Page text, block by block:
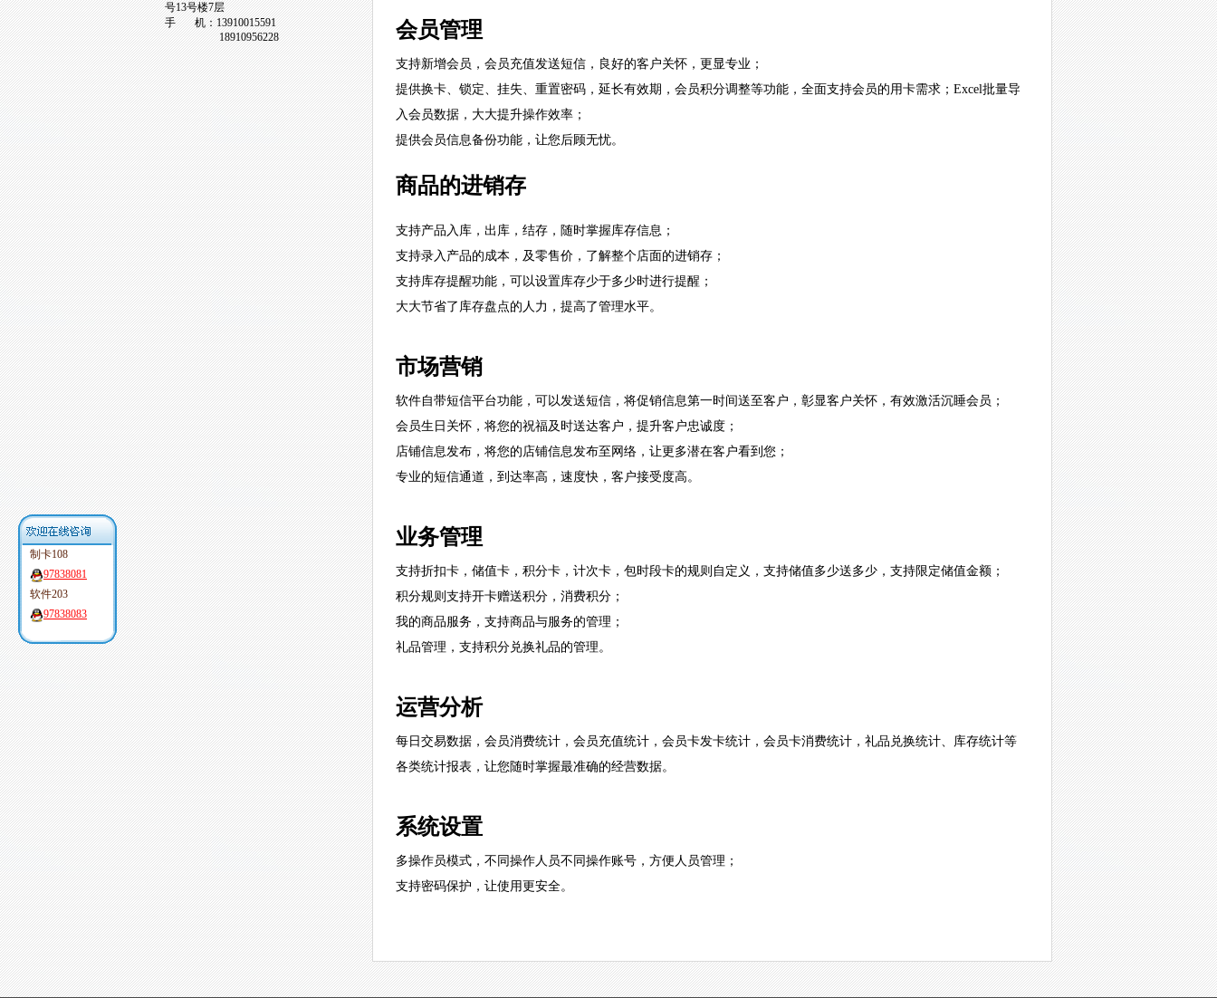
号13号楼7层
手 机：13910015591
18910956228
会员管理
支持新增会员，会员充值发送短信，良好的客户关怀，更显专业；
提供换卡、锁定、挂失、重置密码，延长有效期，会员积分调整等功能，全面支持会员的用卡需求；Excel批量导
入会员数据，大大提升操作效率；
提供会员信息备份功能，让您后顾无忧。
商品的进销存
支持产品入库，出库，结存，随时掌握库存信息；
支持录入产品的成本，及零售价，了解整个店面的进销存；
支持库存提醒功能，可以设置库存少于多少时进行提醒；
大大节省了库存盘点的人力，提高了管理水平。
市场营销
软件自带短信平台功能，可以发送短信，将促销信息第一时间送至客户，彰显客户关怀，有效激活沉睡会员；
会员生日关怀，将您的祝福及时送达客户，提升客户忠诚度；
店铺信息发布，将您的店铺信息发布至网络，让更多潜在客户看到您；
专业的短信通道，到达率高，速度快，客户接受度高。
业务管理
支持折扣卡，储值卡，积分卡，计次卡，包时段卡的规则自定义，支持储值多少送多少，支持限定储值金额；
积分规则支持开卡赠送积分，消费积分；
我的商品服务，支持商品与服务的管理；
礼品管理，支持积分兑换礼品的管理。
运营分析
每日交易数据，会员消费统计，会员充值统计，会员卡发卡统计，会员卡消费统计，礼品兑换统计、库存统计等
各类统计报表，让您随时掌握最准确的经营数据。
系统设置
多操作员模式，不同操作人员不同操作账号，方便人员管理；
支持密码保护，让使用更安全。
制卡108
97838081
软件203
97838083